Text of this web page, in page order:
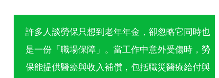
許多人談勞保只想到老年年金，卻忽略它同時也
是一份「職場保障」。當工作中意外受傷時，勞
保能提供醫療與收入補償，包括職災醫療給付與